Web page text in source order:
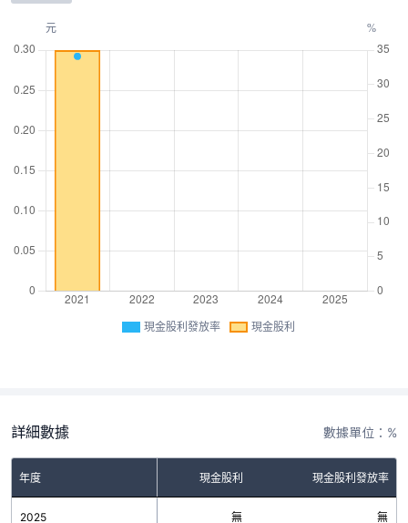
現金股利發放率 現金股利
詳細數據 數據單位：%
年度 現金股利 現金股利發放率
2025 無 無